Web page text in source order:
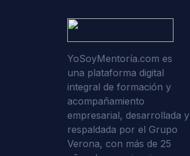
YoSoyMentoría.com es
una plataforma digital
integral de formación y
acompañamiento
empresarial, desarrollada y
respaldada por el Grupo
Verona, con más de 25